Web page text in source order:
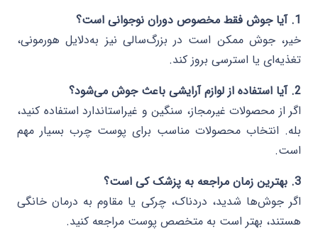
1. آیا جوش فقط مخصوص دوران نوجوانی است؟
خیر، جوش ممکن است در بزرگ‌سالی نیز به‌دلایل هورمونی،
تغذیه‌ای یا استرسی بروز کند.
2. آیا استفاده از لوازم آرایشی باعث جوش می‌شود؟
اگر از محصولات غیرمجاز، سنگین و غیراستاندارد استفاده کنید،
بله. انتخاب محصولات مناسب برای پوست چرب بسیار مهم
است.
3. بهترین زمان مراجعه به پزشک کی است؟
اگر جوش‌ها شدید، دردناک، چرکی یا مقاوم به درمان خانگی
هستند، بهتر است به متخصص پوست مراجعه کنید.